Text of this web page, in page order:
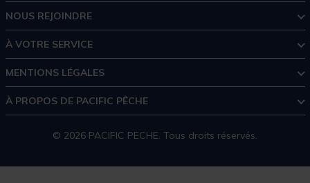
NOUS REJOINDRE
À VOTRE SERVICE
MENTIONS LÉGALES
À PROPOS DE PACIFIC PÊCHE
© 2026 PACIFIC PECHE. Tous droits réservés.